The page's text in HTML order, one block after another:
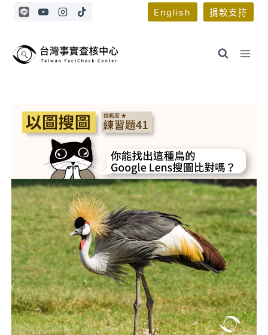
Skip
English 捐款支持